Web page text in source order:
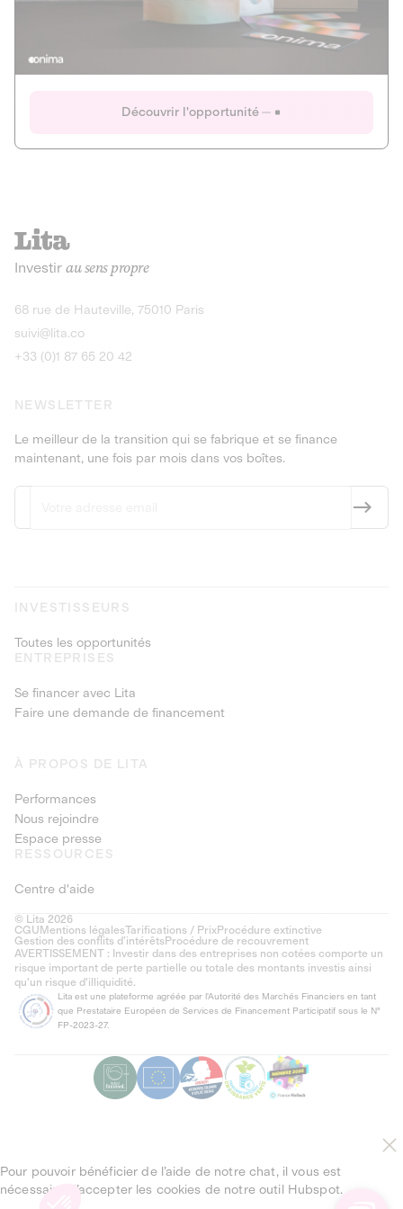
IR 50% JEIR
Découvrir l'opportunité
Ouverture imminente
Onima
CAPITAL INVESTISSEMENT MIEUX MANGER
AGRICULTURE ET ALIMENTATION
Actions
Gain potentiel
Découvrir l'opportunité
Investir au sens propre
68 rue de Hauteville, 75010 Paris
suivi@lita.co
+33 (0)1 87 65 20 42
NEWSLETTER
Le meilleur de la transition qui se fabrique et se finance
maintenant, une fois par mois dans vos boîtes.
INVESTISSEURS
Toutes les opportunités
ENTREPRISES
Se financer avec Lita
Faire une demande de financement
À PROPOS DE LITA
Performances
Nous rejoindre
Espace presse
RESSOURCES
Centre d'aide
© Lita 2026
CGU Mentions légalesTarifications / PrixProcédure extinctive
Gestion des conflits d’intérêtsProcédure de recouvrement
AVERTISSEMENT : Investir dans des entreprises non cotées comporte un
risque important de perte partielle ou totale des montants investis ainsi
qu'un risque d'illiquidité.
Lita est une plateforme agréée par l'Autorité des Marchés Financiers en tant
que Prestataire Européen de Services de Financement Participatif sous le N°
FP-2023-27.
Pour pouvoir bénéficier de l’aide de notre chat, il vous est
nécessaire d’accepter les cookies de notre outil Hubspot.